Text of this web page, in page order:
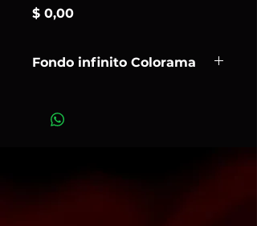
$ 0,00Precio
Fondo infinito Colorama
Art. color965